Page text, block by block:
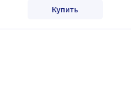
Купить